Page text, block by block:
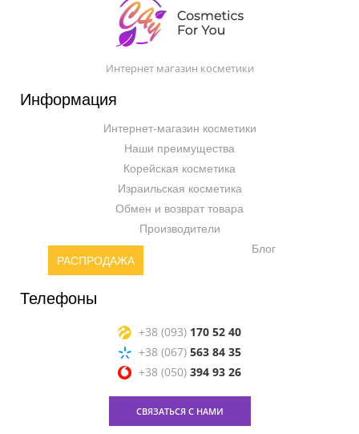
Интернет магазин косметики
Информация
Интернет-магазин косметики
Наши преимущества
Корейская косметика
Израильская косметика
Обмен и возврат товара
Производители
РАСПРОДАЖА
Блог
Телефоны
+38 (093) 170 52 40
+38 (067) 563 84 35
+38 (050) 394 93 26
СВЯЗАТЬСЯ С НАМИ